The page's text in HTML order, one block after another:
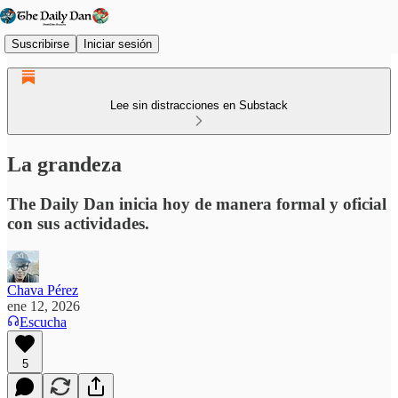
Suscribirse Iniciar sesión
Lee sin distracciones en Substack
La grandeza
The Daily Dan inicia hoy de manera formal y oficial
con sus actividades.
Chava Pérez
ene 12, 2026
Escucha
5